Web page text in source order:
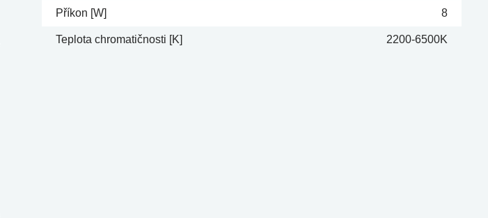
Příkon [W] 8
Teplota chromatičnosti [K] 2200-6500K